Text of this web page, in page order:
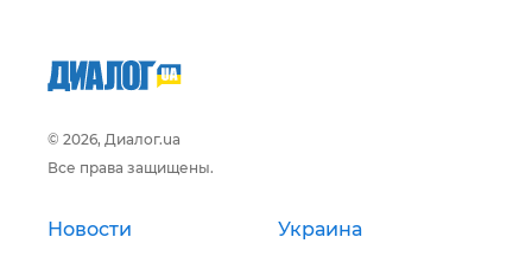
© 2026, Диалог.ua
Все права защищены.
Новости Украина